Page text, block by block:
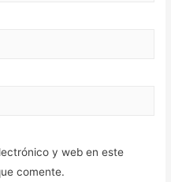
y web en este
comente.